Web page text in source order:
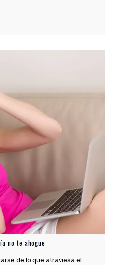
no te ahogue
de lo que atraviesa el